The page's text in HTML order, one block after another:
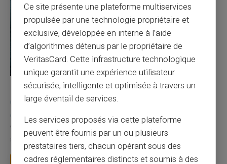
10/08/2026 Veritas Carte prépayée
Quelle est la différence entre un RIB et un IBAN
en France ?
Votre employeur vous demande votre RIB pour verser votre
salaire. La CAF vous demande votre IBAN pou...
Ce site présente une plateforme multiservices
propulsée par une technologie propriétaire et
exclusive, développée en interne à l’aide
d’algorithmes détenus par le propriétaire de
VeritasCard. Cette infrastructure technologique
unique garantit une expérience utilisateur
sécurisée, intelligente et optimisée à travers un
large éventail de services.
Les services proposés via cette plateforme
peuvent être fournis par un ou plusieurs
prestataires tiers, chacun opérant sous des
cadres réglementaires distincts et soumis à des